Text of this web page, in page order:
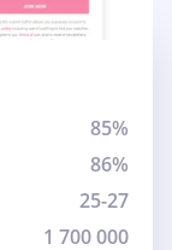
85%
86%
25-27
1 700 000